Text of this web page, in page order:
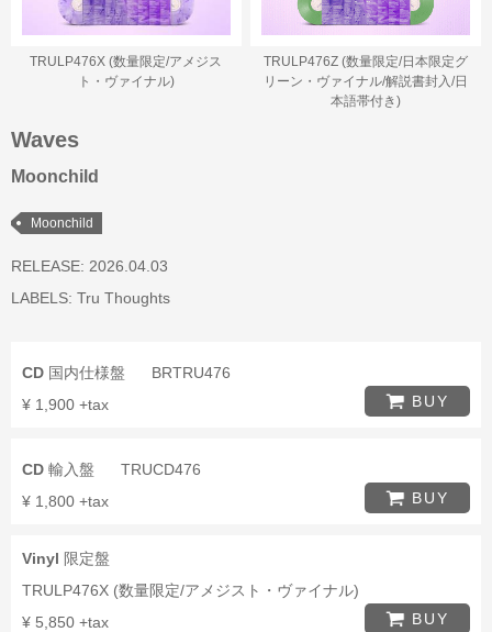
TRULP476X (数量限定/アメジス
ト・ヴァイナル)
TRULP476Z (数量限定/日本限定グ
リーン・ヴァイナル/解説書封入/日
本語帯付き)
Waves
Moonchild
Moonchild
RELEASE: 2026.04.03
LABELS: Tru Thoughts
CD 国内仕様盤
BRTRU476
¥ 1,900 +tax
BUY
CD 輸入盤
TRUCD476
¥ 1,800 +tax
BUY
Vinyl 限定盤
TRULP476X (数量限定/アメジスト・ヴァイナル)
¥ 5,850 +tax
BUY